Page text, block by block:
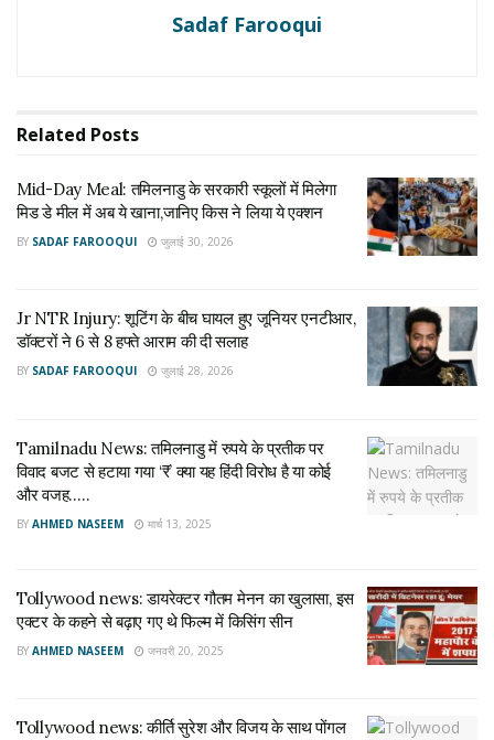
Mid-Day Meal: तमिलनाडु के सरकारी स्कूलों में मिलेगा मिड
Jr NTR Injury: शूटिंग के बीच घायल हुए जूनियर एनटीआर,
इसी वजह से कुछ संगठनों ने फिल्म पर प्रतिबंध लगाने की मांग करते हुए
मेकर्स की ओर से नहीं आया आधिकारिक बयान
फिल्म के निर्माताओं या जूनियर एनटीआर की ओर से अभी तक इस विवाद पर
फिल्म से जुड़े लोगों का मानना है कि पूरी जानकारी सामने आने से पहले किसी
निष्कर्ष पर पहुंचना उचित नहीं होगा।
फिल्म को लेकर सोशल मीडिया पर मिली-जुली प्रतिक्रियाएं देखने को मिल
रही हैं। एक वर्ग का कहना है कि किसी फिल्म का विरोध उसकी रिलीज से
पहले करना सही नहीं है, जबकि दूसरे पक्ष का मानना है कि यदि किसी समुदाय
अधिकार है।
Sadaf Farooqui
Related Posts
Mid-Day Meal: तमिलनाडु के सरकारी स्कूलों में मिलेगा
मिड डे मील में अब ये खाना,जानिए किस ने लिया ये एक्शन
BY SADAF FAROOQUI जुलाई 30, 2026
Jr NTR Injury: शूटिंग के बीच घायल हुए जूनियर एनटीआर,
डॉक्टरों ने 6 से 8 हफ्ते आराम की दी सलाह
BY SADAF FAROOQUI जुलाई 28, 2026
Tamilnadu News: तमिलनाडु में रुपये के प्रतीक पर
विवाद बजट से हटाया गया ‘₹’ क्या यह हिंदी विरोध है या कोई
और वजह…..
BY AHMED NASEEM मार्च 13, 2025
Tollywood news: डायरेक्टर गौतम मेनन का खुलासा, इस
एक्टर के कहने से बढ़ाए गए थे फिल्म में किसिंग सीन
BY AHMED NASEEM जनवरी 20, 2025
Tollywood news: कीर्ति सुरेश और विजय के साथ पोंगल